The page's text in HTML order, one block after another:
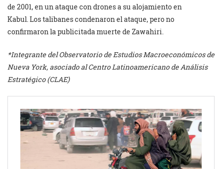
de 2001, en un ataque con drones a su alojamiento en
Kabul. Los talibanes condenaron el ataque, pero no
confirmaron la publicitada muerte de Zawahiri.
*Integrante del Observatorio de Estudios Macroeconómicos de
Nueva York, asociado al Centro Latinoamericano de Análisis
Estratégico (CLAE)